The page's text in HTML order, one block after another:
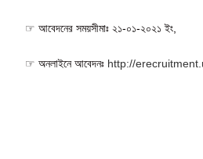
☞ আবেদনের সময়সীমাঃ ২১-০১-২০২১ ইং,
☞ অনলাইনে আবেদনঃ http://